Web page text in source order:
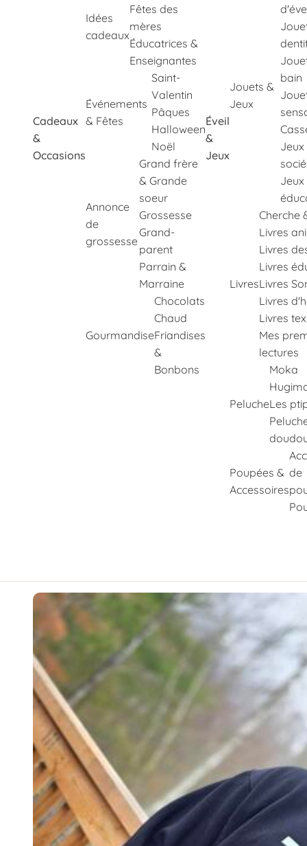
Cadeaux
&
Occasions
Idées
cadeaux
Fêtes des
mères
Éducatrices &
Enseignantes
Événements
& Fêtes
Saint-
Valentin
Pâques
Halloween
Noël
Annonce
de
grossesse
Grand frère
& Grande
soeur
Grossesse
Grand-
parent
Parrain &
Marraine
Gourmandise
Chocolats
Chaud
Friandises
&
Bonbons
Éveil
&
Jeux
Jouets &
Jeux
bain
Jeux
Livres
Cherche
Livres
Livres
Livres
Livres
Livres
Livres
Mes
lectures
Peluche
Moka
Les
Poupées &
Accessoires
de